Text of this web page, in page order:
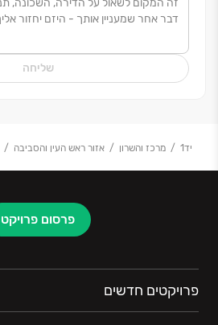
שליחה
יד1 מרכז והשרון אזור ראש העין והסביבה
פרסום פרויקט
פרויקטים חדשים